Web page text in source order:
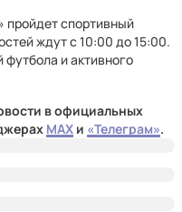
пройдет спортивный
ждут с 10:00 до 15:00.
и активного
в официальных
MAX и «Телеграм».